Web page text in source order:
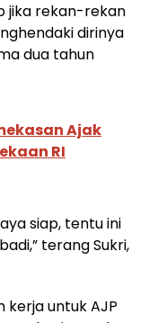
jika rekan-rekan
dirinya
dua tahun
Ajak
RI
siap, tentu ini
terang Sukri,
kerja untuk AJP